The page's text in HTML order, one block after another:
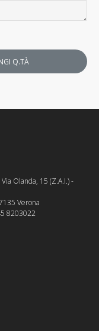
Q.TÀ
Olanda, 15 (Z.A.I.) -
Verona
8203022